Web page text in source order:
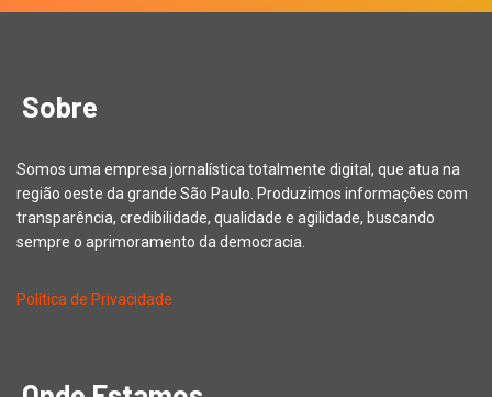
Sobre
Somos uma empresa jornalística totalmente digital, que atua na
região oeste da grande São Paulo. Produzimos informações com
transparência, credibilidade, qualidade e agilidade, buscando
sempre o aprimoramento da democracia.
Política de Privacidade